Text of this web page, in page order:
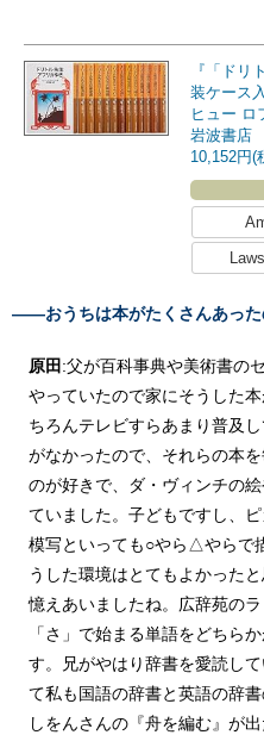
『「ドリ
装ケース
ヒュー ロ
岩波書店
10,152円(
――おうちは本がたくさんあった
原田 :父が百科事典や美術書の
やっていたので家にそうした
ちろんテレビすらあまり普及
がなかったので、それらの本
のが好きで、ダ・ヴィンチの
ていました。子どもですし、
模写といっても○やら△やらで
うした環境はとてもよかった
憶えあいましたね。広辞苑の
「さ」で始まる単語をどちら
す。兄がやはり辞書を愛読し
て私も国語の辞書と英語の辞
しをんさんの『舟を編む』が